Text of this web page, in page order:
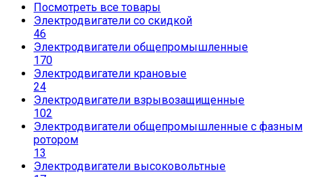
Посмотреть все товары
Электродвигатели со скидкой
46
Электродвигатели общепромышленные
170
Электродвигатели крановые
24
Электродвигатели взрывозащищенные
102
Электродвигатели общепромышленные с фазным
ротором
13
Электродвигатели высоковольтные